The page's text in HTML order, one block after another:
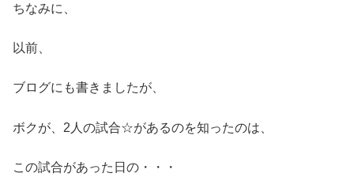
ちなみに、
以前、
ブログにも書きましたが、
ボクが、2人の試合☆があるのを知ったのは、
この試合があった日の・・・